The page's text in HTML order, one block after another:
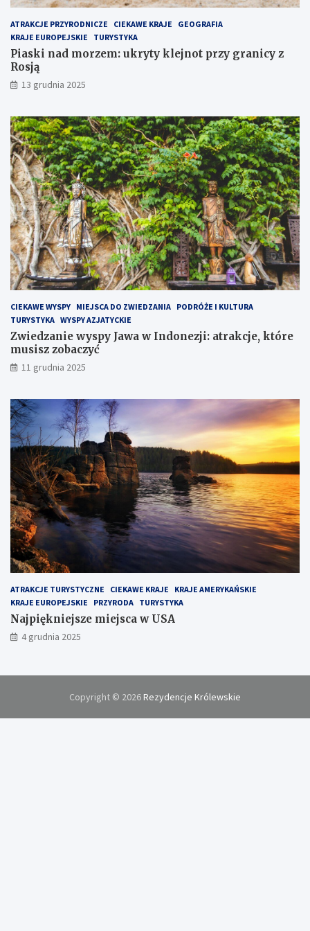
z
e
m
i
e
j
s
e
n
a
P
ó
ł
w
y
s
p
i
e
H
e
s
k
i
m
?
R
o
s
j
ą
ATRAKCJE PRZYRODNICZE CIEKAWE KRAJE
GEOGRAFIA
KRAJE EUROPEJSKIE
TURYSTYKA
Piaski nad morzem: ukryty klejnot przy granicy z
Rosją
13 grudnia 2025
CIEKAWE WYSPY MIEJSCA DO ZWIEDZANIA PODRÓŻE I KULTURA
TURYSTYKA WYSPY AZJATYCKIE
Zwiedzanie wyspy Jawa w Indonezji: atrakcje, które
musisz zobaczyć
11 grudnia 2025
ATRAKCJE TURYSTYCZNE CIEKAWE KRAJE
KRAJE AMERYKAŃSKIE
KRAJE EUROPEJSKIE
PRZYRODA TURYSTYKA
Najpiękniejsze miejsca w USA
4 grudnia 2025
Copyright © 2026Rezydencje Królewskie